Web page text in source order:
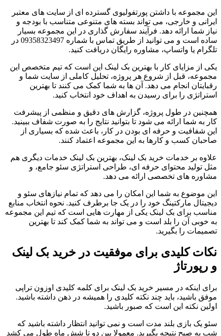
این مجموعه با داشتن پورتفولیوی گسترده ای از سایت های معتبر
ایرانی و خارجی، می تواند بسته های متنوعی متناسب با بودجه و
نیاز شما ارائه دهد. فرآیند سفارش گذاری در این مجموعه بسیار
ساده است و می توانید از طریق تماس با شماره 09358323497 در
تلگرام یا واتساپ، مشاوره رایگان دریافت کنید.
یکی از مزایای کار با بهترین بک لینک این است که تیم متخصص این
مجموعه، قبل از شروع هر پروژه، تحلیل کاملی از سایت شما و
رقبایتان انجام می دهد. آن ها به شما کمک می کنند تا بهترین
استراتژی را برای رسیدن به اهداف خود انتخاب کنید.
همچنین در طول پروژه، گزارش های دقیق و منظمی از پیشرفت
کار به شما ارائه می شود تا بتوانید نتایج را به صورت شفاف ببینید.
این شفافیت و حرفه ای بودن در کار، باعث شده که بسیاری از
صاحبان کسب و کارها به این مجموعه اعتماد کنند.
علاوه بر خدمات خرید بک لینک، بهترین بک لینک خدمات دیگری هم
مثل تولید محتوای حرفه ای، طراحی استراتژی سئو جامع، و
مشاوره های تخصصی ارائه می دهد.
این موضوع به شما این امکان را می دهد که تمام نیازهای سئو و
دیجیتال مارکتینگ خود را در یک جا برطرف کنید. نحوه انتخاب منابع
مناسب برای بک لینک یکی از مهارت هایی است که تیم این مجموعه
به خوبی آن را بلد است و می تواند به شما کمک کند تا بهترین
تصمیمات را بگیرید.
نکات کلیدی برای موفقیت در خرید بک لینک
و رپورتاژ
برای اینکه در مسیر خرید بک لینک برای کلمه کلیدی اوزون تراپی
موفق باشید، باید چند نکته کلیدی را همیشه در ذهن داشته باشید.
اولین نکته این است که صبور باشید.
سئو یک بازی بلند مدت است و نمی توانید انتظار داشته باشید که
شب به صبح نتیجه بگیرید. معمولا بین دو تا شش ماه طول می کشد